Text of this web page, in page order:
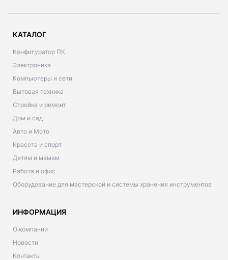
КАТАЛОГ
Конфигуратор ПК
Электроника
Компьютеры и сети
Бытовая техника
Стройка и ремонт
Дом и сад
Авто и Мото
Красота и спорт
Детям и мамам
Работа и офис
Оборудование для мастерской и системы хранения инструментов
ИНФОРМАЦИЯ
О компании
Новости
Контакты